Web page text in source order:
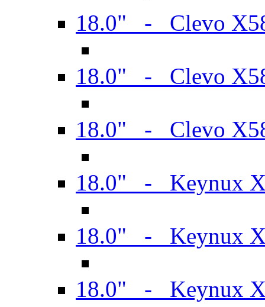
18.0" - Clevo
18.0" - Clevo
18.0" - Clevo
18.0" - Keynux
18.0" - Keynux
18.0" - Keynux